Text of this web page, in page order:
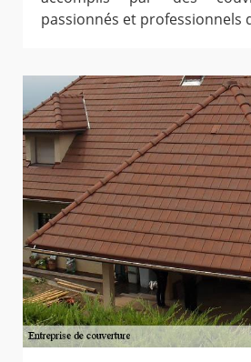
passionnés et professionnels